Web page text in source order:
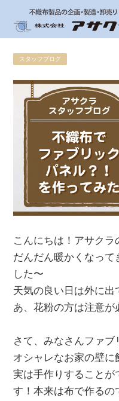
スタッフブログ
こんにちは！アサクラ
だんだん暖かくなって
した〜
天気の良い日は外に出
あ、花粉の方は注意が
さて、みなさんファブ
オシャレなお家の壁に
実は手作りすること
す！本来は布で作るの